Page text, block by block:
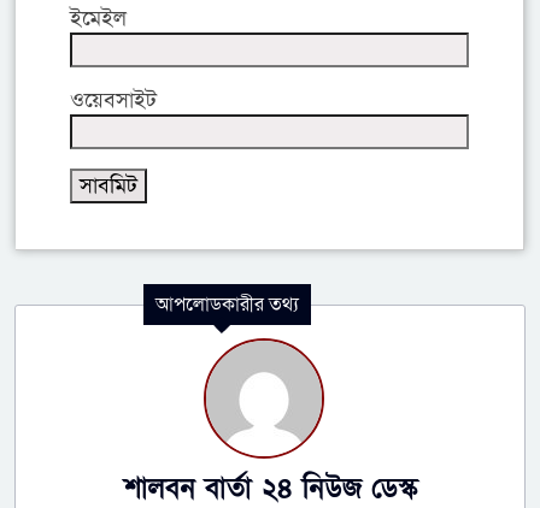
ইমেইল
ওয়েবসাইট
আপলোডকারীর তথ্য
শালবন বার্তা ২৪ নিউজ ডেস্ক